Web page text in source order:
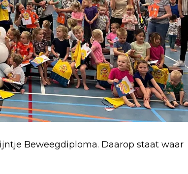
Beweegdiploma. Daarop staat waar